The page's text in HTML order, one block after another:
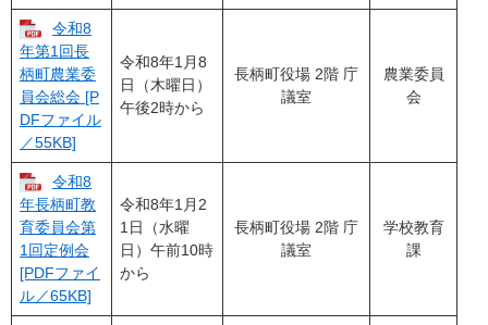
令和8
年第1回長
柄町農業委
員会総会 [P
DFファイル
／55KB]
令和8年1月8
日（木曜日）
午後2時から
長柄町役場 2階 庁
議室
農業委員
会
令和8
年長柄町教
育委員会第
1回定例会
[PDFファイ
ル／65KB]
令和8年1月2
1日（水曜
日）午前10時
から
長柄町役場 2階 庁
議室
学校教育
課